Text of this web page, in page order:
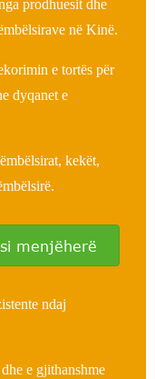
prodhuesit dhe
në Kinë.
e tortës për
dyqanet e
kekët,
menjëherë
ndaj
e gjithanshme